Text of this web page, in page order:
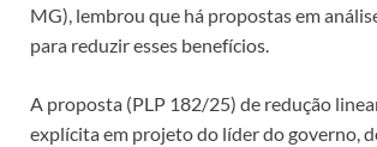
MG), lembrou que há propostas em
para reduzir esses benefícios.
A proposta (PLP 182/25) de redução
explícita em projeto do líder do governo,